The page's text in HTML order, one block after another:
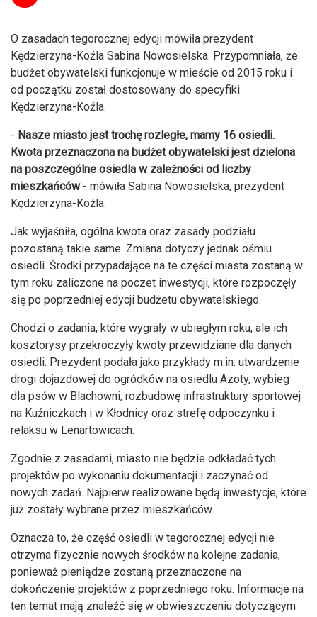
O zasadach tegorocznej edycji mówiła prezydent
Kędzierzyna-Koźla Sabina Nowosielska. Przypomniała, że
budżet obywatelski funkcjonuje w mieście od 2015 roku i
od początku został dostosowany do specyfiki
Kędzierzyna-Koźla.
- Nasze miasto jest trochę rozległe, mamy 16 osiedli.
Kwota przeznaczona na budżet obywatelski jest dzielona
na poszczególne osiedla w zależności od liczby
mieszkańców- mówiła Sabina Nowosielska, prezydent
Kędzierzyna-Koźla.
Jak wyjaśniła, ogólna kwota oraz zasady podziału
pozostaną takie same. Zmiana dotyczy jednak ośmiu
osiedli. Środki przypadające na te części miasta zostaną w
tym roku zaliczone na poczet inwestycji, które rozpoczęły
się po poprzedniej edycji budżetu obywatelskiego.
Chodzi o zadania, które wygrały w ubiegłym roku, ale ich
kosztorysy przekroczyły kwoty przewidziane dla danych
osiedli. Prezydent podała jako przykłady m.in. utwardzenie
drogi dojazdowej do ogródków na osiedlu Azoty, wybieg
dla psów w Blachowni, rozbudowę infrastruktury sportowej
na Kuźniczkach i w Kłodnicy oraz strefę odpoczynku i
relaksu w Lenartowicach.
Zgodnie z zasadami, miasto nie będzie odkładać tych
projektów po wykonaniu dokumentacji i zaczynać od
nowych zadań. Najpierw realizowane będą inwestycje, które
już zostały wybrane przez mieszkańców.
Oznacza to, że część osiedli w tegorocznej edycji nie
otrzyma fizycznie nowych środków na kolejne zadania,
ponieważ pieniądze zostaną przeznaczone na
dokończenie projektów z poprzedniego roku. Informacje na
ten temat mają znaleźć się w obwieszczeniu dotyczącym